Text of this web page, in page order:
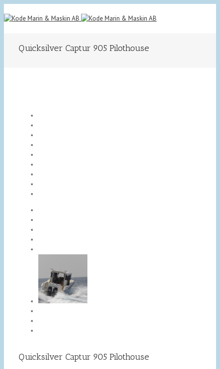
Quicksilver Captur 905 Pilothouse
Quicksilver Captur 905 Pilothouse